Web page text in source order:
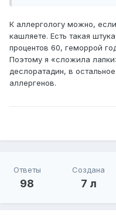
за аллергопробами и
притормозить можно?
наслаждаться
К аллергологу можно,
кашляете. Есть такая
процентов 60, геморрой
Поэтому я «сложила
деслоратадин, в
аллергенов.
Ответы
98
Создана
7 л